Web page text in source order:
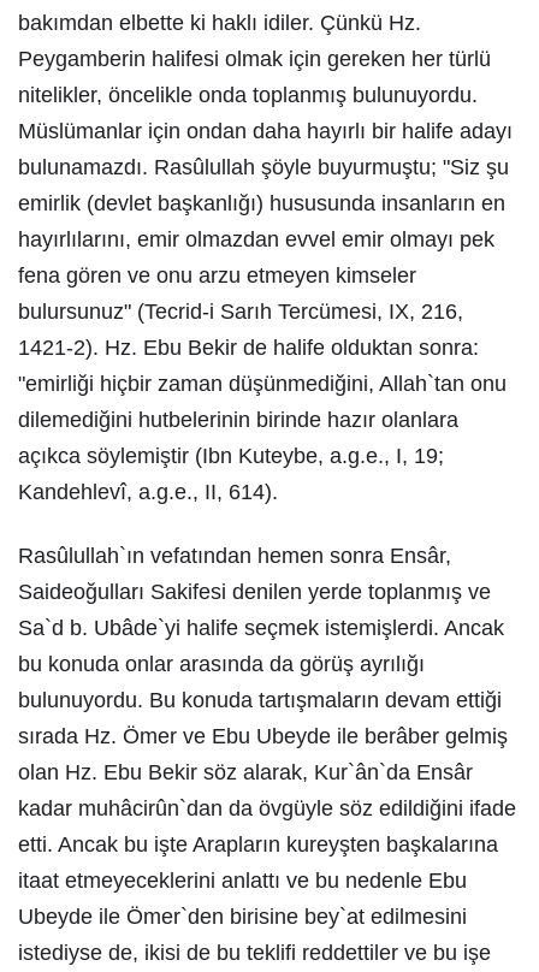
bakımdan elbette ki haklı idiler. Çünkü Hz.
Peygamberin halifesi olmak için gereken her türlü
nitelikler, öncelikle onda toplanmış bulunuyordu.
Müslümanlar için ondan daha hayırlı bir halife adayı
bulunamazdı. Rasûlullah şöyle buyurmuştu; "Siz şu
emirlik (devlet başkanlığı) hususunda insanların en
hayırlılarını, emir olmazdan evvel emir olmayı pek
fena gören ve onu arzu etmeyen kimseler
bulursunuz" (Tecrid-i Sarıh Tercümesi, IX, 216,
1421-2). Hz. Ebu Bekir de halife olduktan sonra:
"emirliği hiçbir zaman düşünmediğini, Allah`tan onu
dilemediğini hutbelerinin birinde hazır olanlara
açıkca söylemiştir (Ibn Kuteybe, a.g.e., I, 19;
Kandehlevî, a.g.e., II, 614).
Rasûlullah`ın vefatından hemen sonra Ensâr,
Saideoğulları Sakifesi denilen yerde toplanmış ve
Sa`d b. Ubâde`yi halife seçmek istemişlerdi. Ancak
bu konuda onlar arasında da görüş ayrılığı
bulunuyordu. Bu konuda tartışmaların devam ettiği
sırada Hz. Ömer ve Ebu Ubeyde ile berâber gelmiş
olan Hz. Ebu Bekir söz alarak, Kur`ân`da Ensâr
kadar muhâcirûn`dan da övgüyle söz edildiğini ifade
etti. Ancak bu işte Arapların kureyşten başkalarına
itaat etmeyeceklerini anlattı ve bu nedenle Ebu
Ubeyde ile Ömer`den birisine bey`at edilmesini
istediyse de, ikisi de bu teklifi reddettiler ve bu işe